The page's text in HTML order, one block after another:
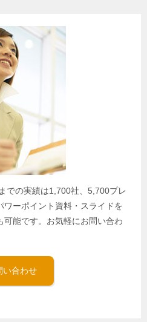
での実績は1,700社、5,700プレ
ワーポイント資料・スライドを
能です。お気軽にお問い合わ
い合わせ